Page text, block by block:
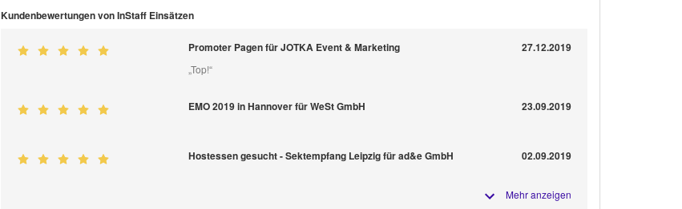
Kundenbewertungen von InStaff Einsätzen
Promoter Pagen für JOTKA Event & Marketing 27.12.2019
„Top!“
EMO 2019 in Hannover für WeSt GmbH 23.09.2019
Hostessen gesucht - Sektempfang Leipzig für ad&e GmbH 02.09.2019
Mehr anzeigen